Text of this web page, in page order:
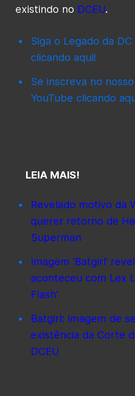
existindo no DCEU.
Siga o Legado da
clicando aqui!
Se inscreva no
YouTube clicando
LEIA MAIS!
Revelado motivo da
querer retorno de
Superman
Imagem ‘Batgirl’
aconteceu com Lex
Flash’
Batgirl: Imagem de
existência da Corte
DCEU